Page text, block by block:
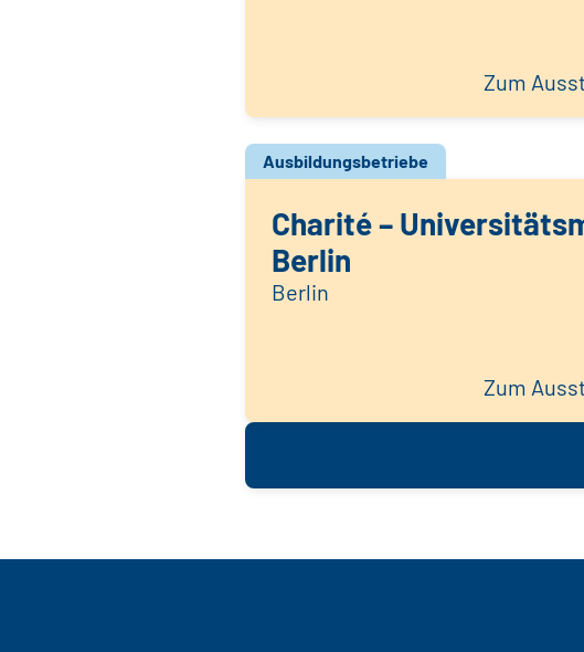
Zum
Ausbildungsbetriebe
Charité –
Berlin
Berlin
Zum